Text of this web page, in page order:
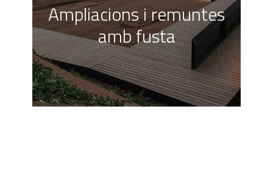
Ampliacions i remuntes
amb fusta
Subministrat i col·locació de complements
dels habitatges. Solucions a mida, segons
les necessitats del Client.
VEURE